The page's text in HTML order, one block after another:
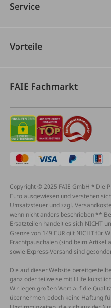
Service
Vorteile
FAIE Fachmarkt
Copyright © 2025 FAIE GmbH * Die
Euro ausgewiesen und verstehen
Umsatzsteuer und zzgl.
wenn nicht anders beschrieben **
Ersatzteilen handelt es sich NICHT
Grenze von 149 EUR gilt NICHT für
Frachtpauschalen (sind beim Artikel
sowie Express-Versand sind
Die auf dieser Website
ganz oder teilweise mit Hilfe
Wir legen großen Wert auf die
übernehmen jedoch keine Haftung